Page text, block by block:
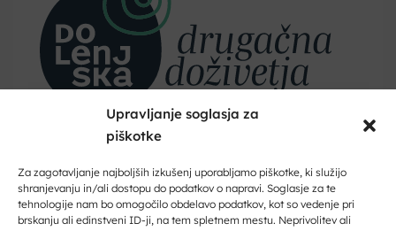
Upravljanje soglasja za
piškotke
Za zagotavljanje najboljših izkušenj uporabljamo piškotke, ki služijo
shranjevanju in/ali dostopu do podatkov o napravi. Soglasje za te
tehnologije nam bo omogočilo obdelavo podatkov, kot so vedenje pri
brskanju ali edinstveni ID-ji, na tem spletnem mestu. Neprivolitev ali
Mirna Peč
Ekološka kmetija Kastelic
Dobrodošli na Dolenjskem!
Vpišite svoj e-naslov